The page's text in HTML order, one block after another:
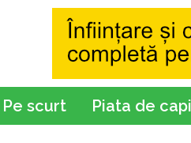
Pe scurt Piata de